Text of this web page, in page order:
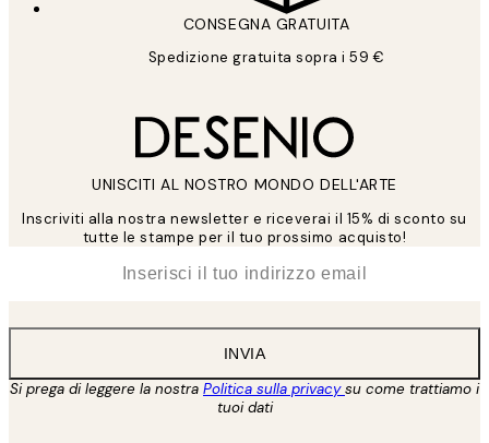
CONSEGNA GRATUITA
Spedizione gratuita sopra i 59 €
UNISCITI AL NOSTRO MONDO DELL'ARTE
Inscriviti alla nostra newsletter e riceverai il 15% di sconto su
tutte le stampe per il tuo prossimo acquisto!
INVIA
Si prega di leggere la nostra Politica sulla privacysu come trattiamo i
tuoi dati